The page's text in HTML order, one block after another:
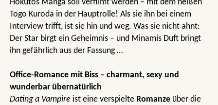
Hokutos Manga soll verfilmt werden – mit dem heißen
Togo Kuroda in der Hauptrolle! Als sie ihn bei einem
Interview trifft, ist sie hin und weg. Was sie nicht ahnt:
Der Star birgt ein Geheimnis – und Minamis Duft bringt
ihn gefährlich aus der Fassung …
Office-Romance mit Biss – charmant, sexy und
wunderbar übernatürlich
Dating a Vampire ist eine verspielte Romanze über die